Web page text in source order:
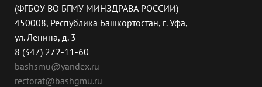
(ФГБОУ ВО БГМУ МИНЗДРАВА РОССИИ)
450008, Республика Башкортостан, г. Уфа,
ул. Ленина, д. 3
8 (347) 272-11-60
bashsmu@yandex.ru
rectorat@bashgmu.ru